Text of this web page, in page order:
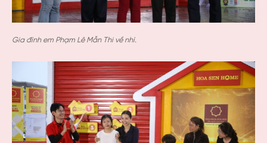
Gia đình em Phạm Lê Mẫn Thi về nhì.